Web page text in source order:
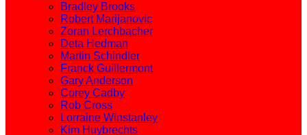
Bradley Brooks
Robert Marijanovic
Zoran Lerchbacher
Deta Hedman
Martin Schindler
Franck Guillermont
Gary Anderson
Corey Cadby
Rob Cross
Lorraine Winstanley
Kim Huybrechts